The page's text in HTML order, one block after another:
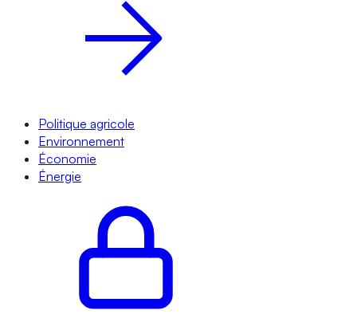
Politique agricole
Environnement
Économie
Énergie